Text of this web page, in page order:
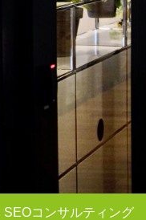
SEOコンサルティング